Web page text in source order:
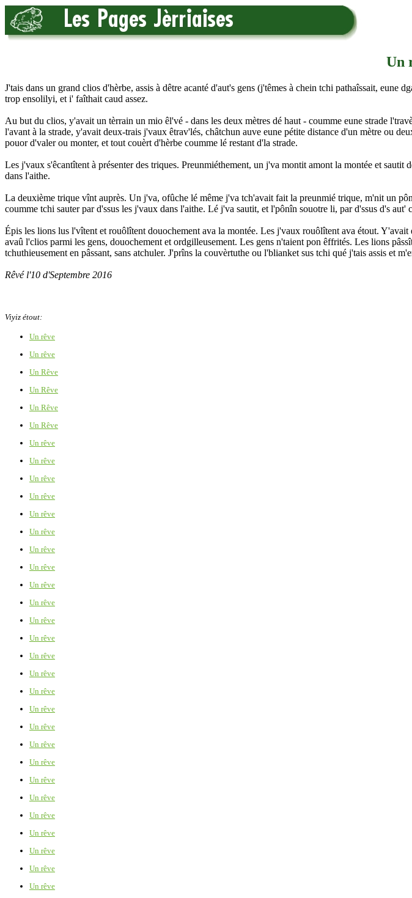
Un
J'tais dans un grand clios d'hèrbe, assis à dêtre acanté d'aut's gens (j'têmes à chein tchi pathaîssait,
trop ensolilyi, et i' faîthait caud assez.
Au but du clios, y'avait un tèrrain un mio êl'vé - dans les deux mètres dé haut - coumme eune strade
l'avant à la strade, y'avait deux-trais j'vaux êtrav'lés, châtchun auve eune pétite distance d'un mètre ou
pouor d'valer ou monter, et tout couèrt d'hèrbe coumme lé restant d'la strade.
Les j'vaux s'êcantîtent à présenter des triques. Preunmiéthement, un j'va montit amont la montée et
dans l'aithe.
La deuxième trique vînt auprès. Un j'va, ofûche lé même j'va tch'avait fait la preunmié trique, m'nit un
coumme tchi sauter par d'ssus les j'vaux dans l'aithe. Lé j'va sautit, et l'pônîn souotre li, par d'ssus d's aut'
Épis les lions lus l'vîtent et rouôlîtent douochement ava la montée. Les j'vaux rouôlîtent ava étout.
avaû l'clios parmi les gens, douochement et ordgilleusement. Les gens n'taient pon êffrités. Les lions
tchuthieusement en pâssant, sans atchuler. J'prîns la couvèrtuthe ou l'blianket sus tchi qué j'tais assis et
Rêvé l'10 d'Septembre 2016
Viyiz étout:
Un rêve
Un rêve
Un Rêve
Un Rêve
Un Rêve
Un Rêve
Un rêve
Un rêve
Un rêve
Un rêve
Un rêve
Un rêve
Un rêve
Un rêve
Un rêve
Un rêve
Un rêve
Un rêve
Un rêve
Un rêve
Un rêve
Un rêve
Un rêve
Un rêve
Un rêve
Un rêve
Un rêve
Un rêve
Un rêve
Un rêve
Un rêve
Un rêve